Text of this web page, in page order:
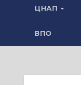
ЦНАП
ВПО